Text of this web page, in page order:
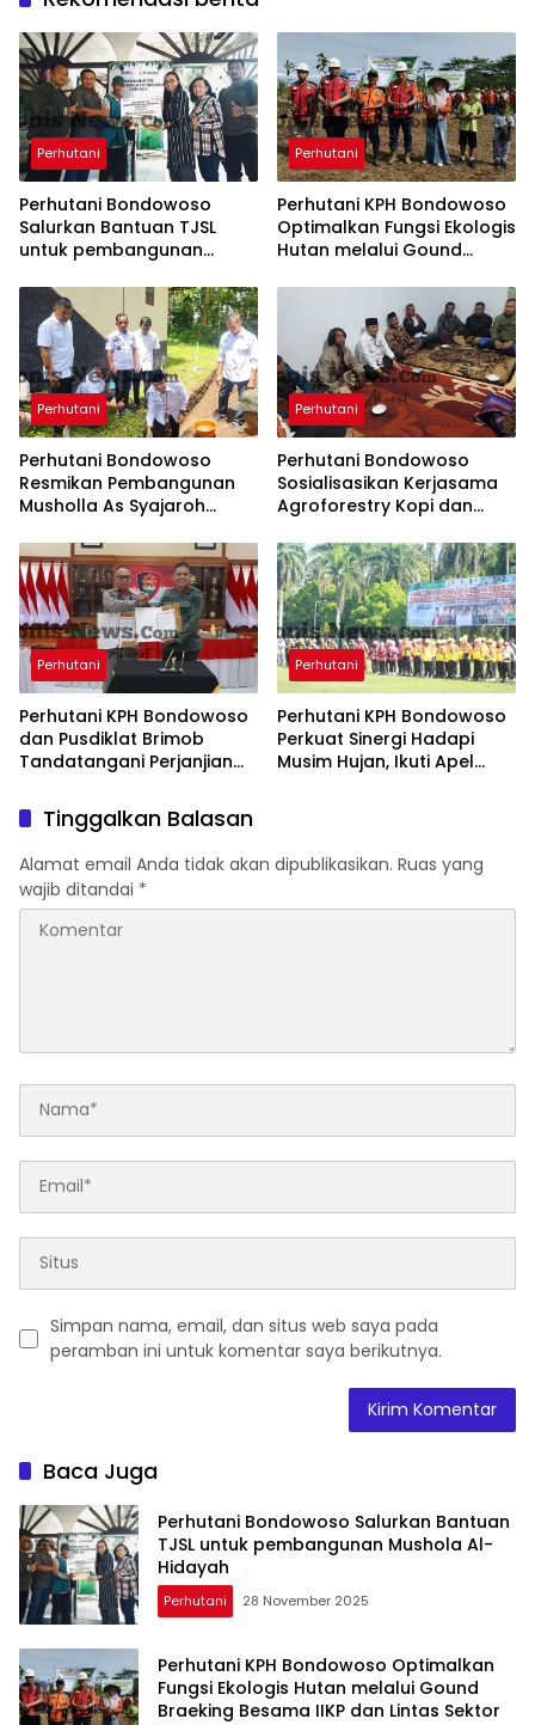
Perhutani
Perhutani Bondowoso
Salurkan Bantuan TJSL
untuk pembangunan
Perhutani
Perhutani KPH Bondowoso
Optimalkan Fungsi Ekologis
Hutan melalui Gound
Lintas Sektor
Perhutani
Perhutani Bondowoso
Resmikan Pembangunan
Musholla As Syajaroh
Pertama
Perhutani
Perhutani Bondowoso
Sosialisasikan Kerjasama
Agroforestry Kopi dan
Gunung Hijau
Perhutani
Perhutani KPH Bondowoso
dan Pusdiklat Brimob
Tandatangani Perjanjian
dan Penggunaan Kawasan
Hutan
Perhutani
Perhutani KPH Bondowoso
Perkuat Sinergi Hadapi
Musim Hujan, Ikuti Apel
Tinggalkan Balasan
Alamat email Anda tidak akan dipublikasikan. Ruas yang
wajib ditandai *
Simpan nama, email, dan situs web saya pada
peramban ini untuk komentar saya berikutnya.
Baca Juga
Perhutani Bondowoso Salurkan Bantuan
TJSL untuk pembangunan Mushola Al-
Hidayah
Perhutani 28 November 2025
Perhutani KPH Bondowoso Optimalkan
Fungsi Ekologis Hutan melalui Gound
Braeking Besama IIKP dan Lintas Sektor